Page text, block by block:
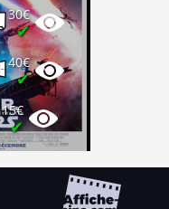
30€
✔
40€
✔
15€
✔
✔